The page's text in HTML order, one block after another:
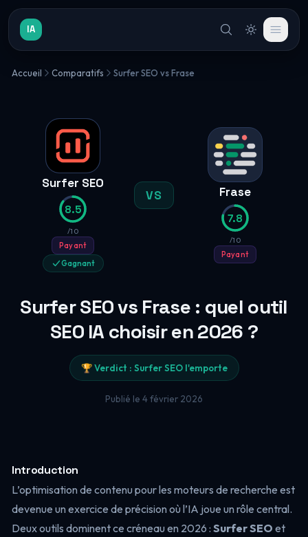
IA
Accueil Comparatifs Surfer SEO vs Frase
Surfer SEO
8.5
/10
Payant
Gagnant
VS Frase
7.8
/10
Payant
Surfer SEO vs Frase : quel outil
SEO IA choisir en 2026 ?
🏆 Verdict : Surfer SEO l'emporte
Publié le 4 février 2026
Introduction
L’optimisation de contenu pour les moteurs de recherche est
devenue un exercice de précision où l’IA joue un rôle central.
Deux outils dominent ce créneau en 2026 : Surfer SEO et